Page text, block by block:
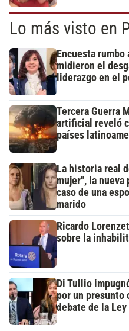
Lo más visto en
Encuesta
midieron el
liderazgo en el
Tercera Guerra
artificial reveló
países
La historia real
mujer", la nueva
caso de una
marido
Ricardo
sobre la
Di Tullio
por un presunto
debate de la